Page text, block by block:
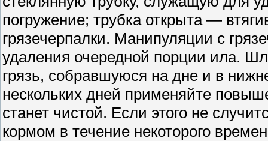
погружение; трубка открыта —
грязечерпалки. Манипуляции с
удаления очередной порции ила.
грязь, собравшуюся на дне и в
нескольких дней применяйте
станет чистой. Если этого не
кормом в течение некоторого